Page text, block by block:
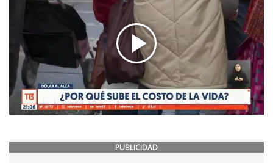
PUBLICIDAD